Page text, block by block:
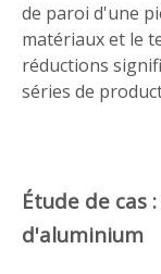
de paroi d'une
matériaux et le
réductions
séries de
Étude de cas
d'aluminium